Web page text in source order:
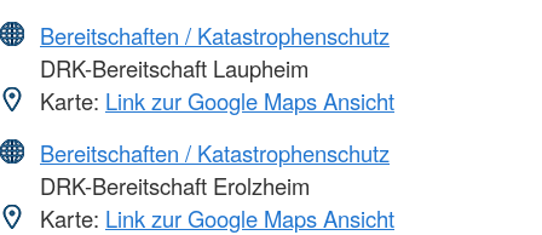
Bereitschaften / Katastrophenschutz
DRK-Bereitschaft Laupheim
Karte: Link zur Google Maps Ansicht
Bereitschaften / Katastrophenschutz
DRK-Bereitschaft Erolzheim
Karte: Link zur Google Maps Ansicht